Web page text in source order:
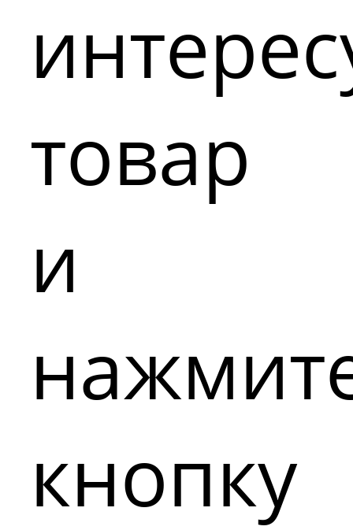
товар
и
кнопку